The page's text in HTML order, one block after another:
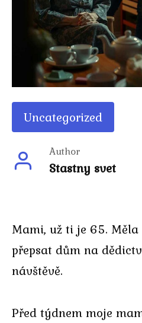
Uncategorized
Author
Stastny svet
Mami, už ti je 65.
přepsat dům na
návštěvě.
Před týdnem moje